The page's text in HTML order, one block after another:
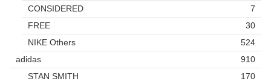
CONSIDERED
7
FREE
30
NIKE Others
524
adidas
910
STAN SMITH
170